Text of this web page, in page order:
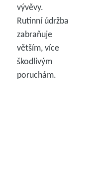
vývěvy.
Rutinní údržba
zabraňuje
větším, více
škodlivým
poruchám.